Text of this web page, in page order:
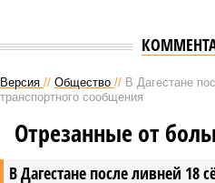
Версия // Общество // В Дагестане
транспортного сообщения
В Дагестане после ливней 18
Отрезанные от